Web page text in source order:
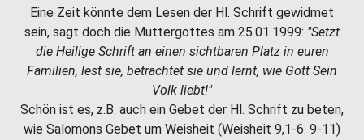
Eine Zeit könnte dem Lesen der Hl. Schrift gewidmet
sein, sagt doch die Muttergottes am 25.01.1999: "Setzt
die Heilige Schrift an einen sichtbaren Platz in euren
Familien, lest sie, betrachtet sie und lernt, wie Gott Sein
Volk liebt!"
Schön ist es, z.B. auch ein Gebet der Hl. Schrift zu beten,
wie Salomons Gebet um Weisheit (Weisheit 9,1-6. 9-11)